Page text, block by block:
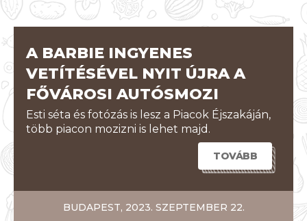
BUDAPEST, 2023. SZEPTEMBER 22.
A BARBIE INGYENES
VETÍTÉSÉVEL NYIT ÚJRA A
FŐVÁROSI AUTÓSMOZI
Esti séta és fotózás is lesz a Piacok Éjszakáján,
több piacon mozizni is lehet majd.
TOVÁBB